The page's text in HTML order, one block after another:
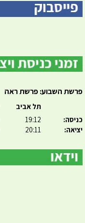
פרשת השבוע: פרשת ראה
כניסה:
יציאה:
תל אביב
19:12
20:11